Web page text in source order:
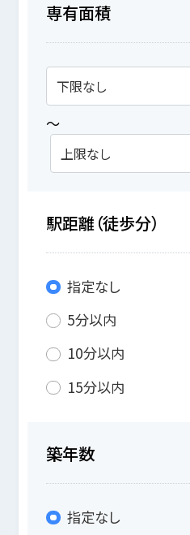
専有面積
～
駅距離（徒歩分）
指定なし
5分以内
10分以内
15分以内
築年数
指定なし